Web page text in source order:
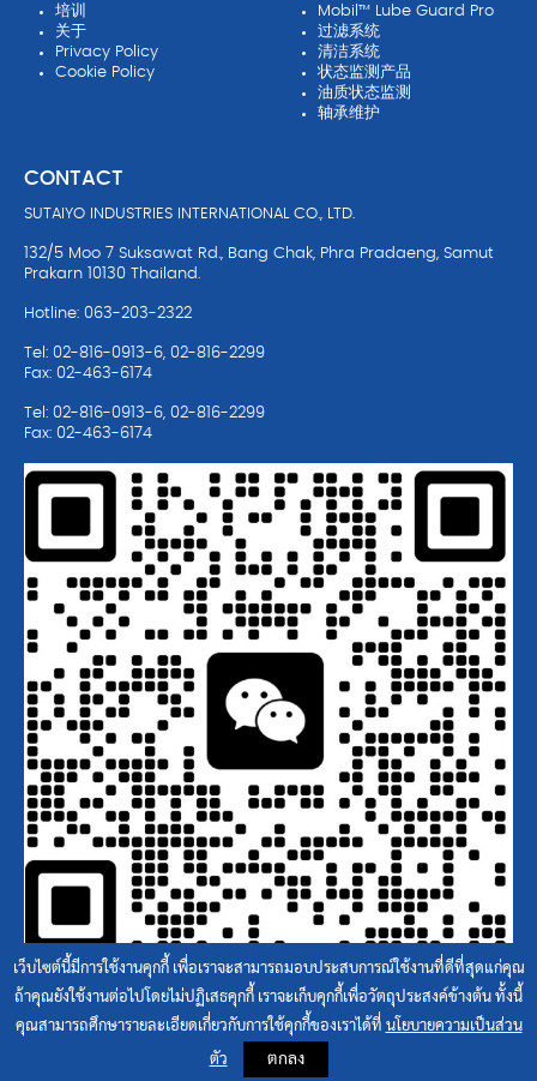
培训
关于
Privacy Policy
Cookie Policy
Mobil™ Lube Guard Pro
过滤系统
清洁系统
状态监测产品
油质状态监测
轴承维护
CONTACT
SUTAIYO INDUSTRIES INTERNATIONAL CO., LTD.
132/5 Moo 7 Suksawat Rd., Bang Chak, Phra Pradaeng, Samut
Prakarn 10130 Thailand.
Hotline: 063-203-2322
Tel: 02-816-0913-6, 02-816-2299
Fax: 02-463-6174
Tel: 02-816-0913-6, 02-816-2299
Fax: 02-463-6174
2020 © All Rights Reserved. SUTAIYO INDUSTRIES INTERNATIONAL CO., LTD.
Website by
เว็บไซต์นี้มีการใช้งานคุกกี้ เพื่อเราจะสามารถมอบประสบการณ์ใช้งานที่ดีที่สุดแก่คุณ
ถ้าคุณยังใช้งานต่อไปโดยไม่ปฏิเสธคุกกี้ เราจะเก็บคุกกี้เพื่อวัตถุประสงค์ข้างต้น ทั้งนี้
คุณสามารถศึกษารายละเอียดเกี่ยวกับการใช้คุกกี้ของเราได้ที่ นโยบายความเป็นส่วน
ตัว ตกลง